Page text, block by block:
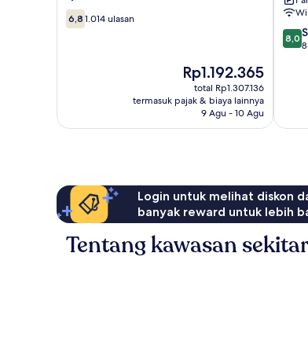
6.8
dari
6,8 1.014 ulasan
Harga
sekarang
Rp1.192.365
Rp1.192.365
total Rp1.307.136
termasuk pajak & biaya lainnya
9 Agu - 10 Agu
8.0
dari
8,0
Login untuk melihat diskon
banyak reward untuk lebih
Tentang kawasan